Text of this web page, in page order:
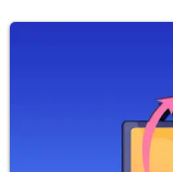
خبر خوش این است که مایکروسافت در بروزرسانی‌های بعدی ویندوز ۱۱ قرار